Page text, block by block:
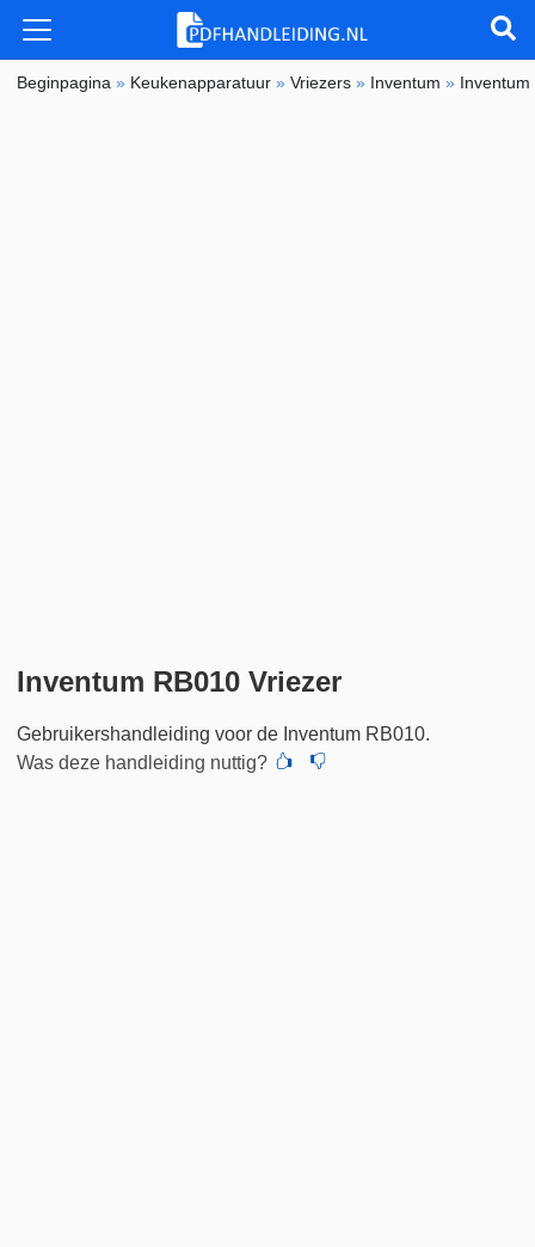
Beginpagina » Keukenapparatuur »Vriezers » Inventum » Inventum
Inventum RB010 Vriezer
Gebruikershandleiding voor de Inventum RB010.
Was deze handleiding nuttig?